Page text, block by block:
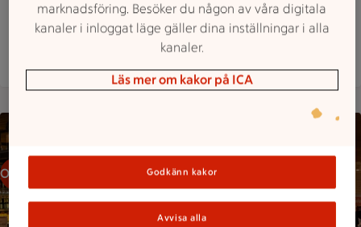
Mejla butiken
Mer butiksinfo
Två personer står i en butik med hyllor fyllda av flaskor och
Om oss
marknadsföring. Besöker du någon av våra digitala
kanaler i inloggat läge gäller dina inställningar i alla
kanaler.
Läs mer om kakor på ICA
Godkänn kakor
Avvisa alla